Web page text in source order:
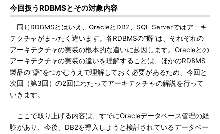
今回扱うRDBMSとその対象内容
同じRDBMSとはいえ、OracleとDB2、SQL Serverではアーキ
テクチャがまったく違います。各RDBMSの“癖”は、それぞれの
アーキテクチャの実装の根本的な違いに起因します。Oracleとの
アーキテクチャの実装の違いを理解することは、ほかのRDBMS
製品の“癖”をつかむうえで理解しておく必要があるため、今回と
次回（第3回）の2回にわたってアーキテクチャの解説を行って
いきます。
ここで取り上げる内容は、すでにOracleデータベース管理の経
験があり、今後、DB2を導入しようと検討されているデータベー